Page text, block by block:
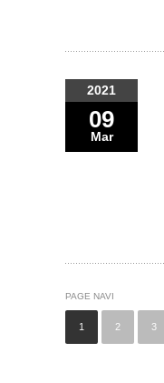
2021
09
Mar
PAGE NAVI
1 2 3